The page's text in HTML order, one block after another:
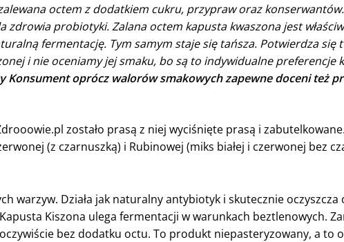
octem z dodatkiem cukru, przypraw oraz
zdrowia probiotyki. Zalana octem kapusta kwaszona jest
fermentację. Tym samym staje się tańsza. Potwierdza się
i nie oceniamy jej smaku, bo są to indywidualne preferencje
Konsument oprócz walorów smakowych zapewne doceni też
zostało prasą z niej wyciśnięte prasą i
(z czarnuszką) i Rubinowej (miks białej i czerwonej bez
warzyw. Działa jak naturalny antybiotyk i skutecznie oczyszcza
Kiszona ulega fermentacji w warunkach beztlenowych.
bez dodatku octu. To produkt niepasteryzowany, a to